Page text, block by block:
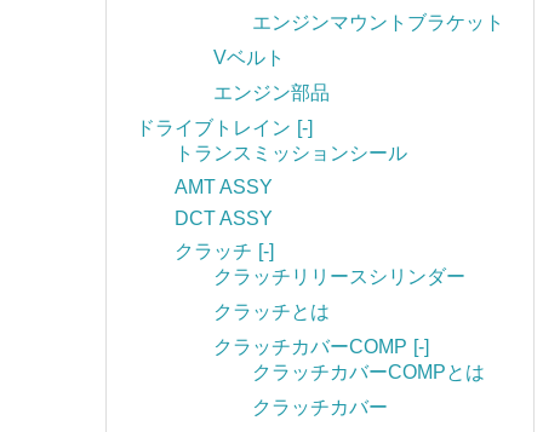
エンジンマウントブラケット
Vベルト
エンジン部品
ドライブトレイン [-]
トランスミッションシール
AMT ASSY
DCT ASSY
クラッチ [-]
クラッチリリースシリンダー
クラッチとは
クラッチカバーCOMP [-]
クラッチカバーCOMPとは
クラッチカバー